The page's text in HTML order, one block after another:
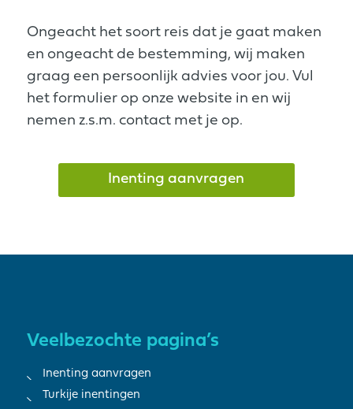
Ongeacht het soort reis dat je gaat maken
en ongeacht de bestemming, wij maken
graag een persoonlijk advies voor jou. Vul
het formulier op onze website in en wij
nemen z.s.m. contact met je op.
Inenting aanvragen
Veelbezochte pagina’s
Inenting aanvragen
Turkije inentingen